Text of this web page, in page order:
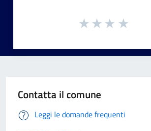
Contatta il comune
Leggi le domande frequenti